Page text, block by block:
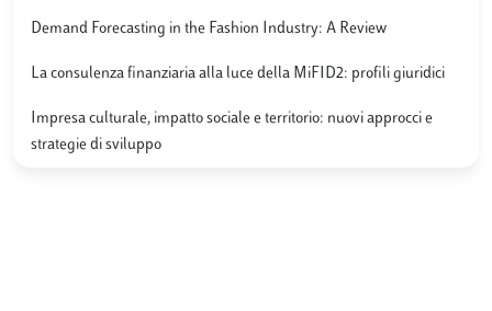
Demand Forecasting in the Fashion Industry: A Review
La consulenza finanziaria alla luce della MiFID2: profili giuridici
Impresa culturale, impatto sociale e territorio: nuovi approcci e
strategie di sviluppo